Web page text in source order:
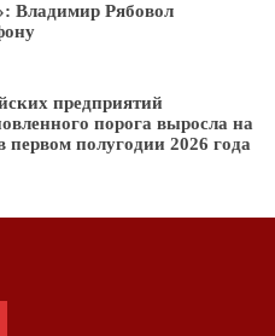
Владимир Рябовол
предприятий
порога выросла на
первом полугодии 2026 года